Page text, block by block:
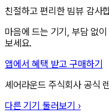
친절하고 편리한 빔뷰 감사
마음에 드는 기기, 부담 없
보세요.
앱에서 혜택 받고 구매하기
셰어라운드 주식회사 공식
다른 기기 둘러보기 ›